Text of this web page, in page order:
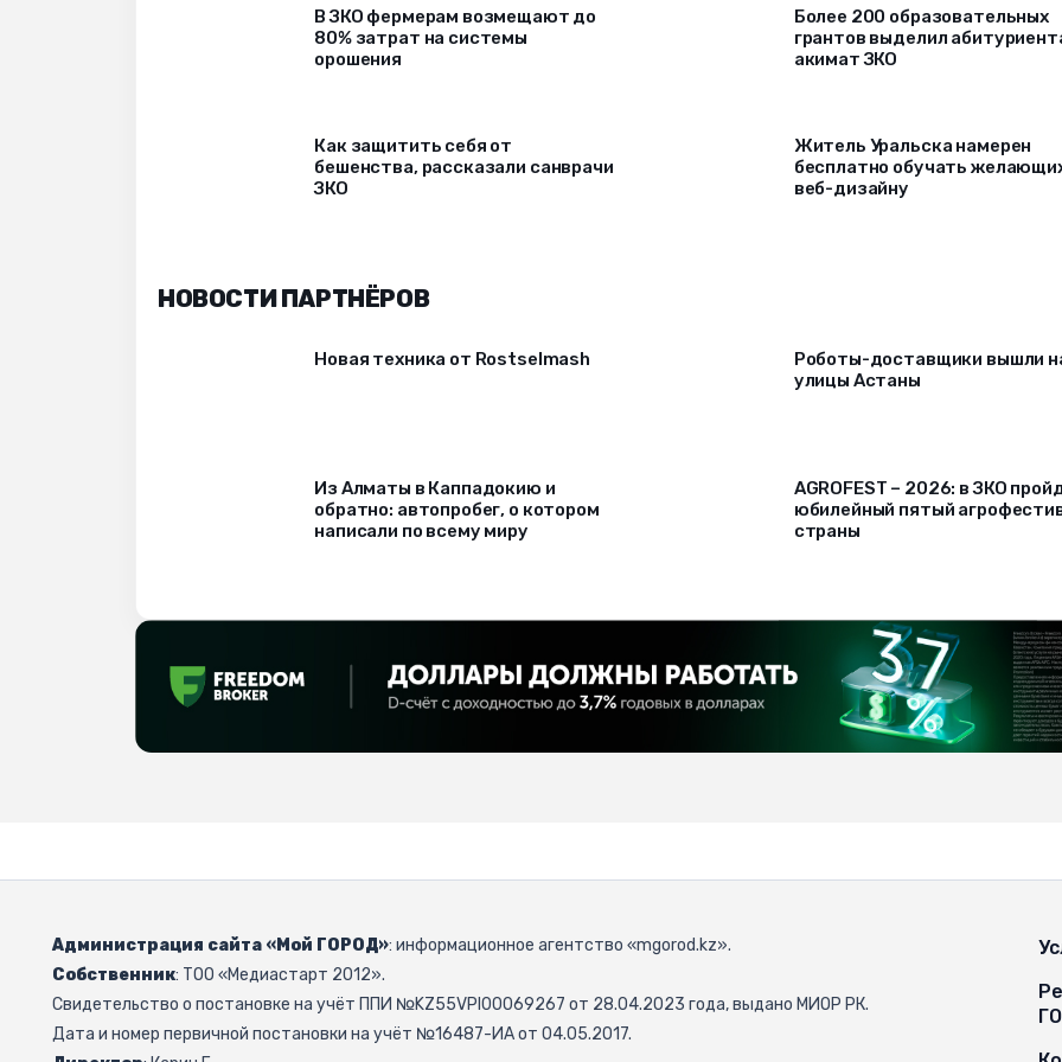
В ЗКО фермерам возмещают до
80% затрат на системы
орошения
Более 200 образовательных
грантов выделил
акимат ЗКО
Как защитить себя от
бешенства, рассказали санврачи
ЗКО
Житель Уральска намерен
бесплатно обучать
веб-дизайну
НОВОСТИ ПАРТНЁРОВ
Новая техника от Rostselmash
Роботы-доставщики вышли
улицы Астаны
Из Алматы в Каппадокию и
обратно: автопробег, о котором
написали по всему миру
AGROFEST – 2026: в ЗКО
юбилейный пятый
страны
Администрация сайта «Мой ГОРОД»: информационное агентство «mgorod.kz».
Собственник: ТОО «Медиастарт 2012».
Свидетельство о постановке на учёт ППИ №KZ55VPI00069267 от 28.04.2023 года, выдано МИОР РК.
Дата и номер первичной постановки на учёт №16487-ИА от 04.05.2017.